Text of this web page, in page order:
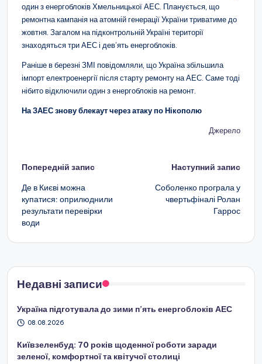
один з енергоблоків Хмельницької АЕС. Планується, що
ремонтна кампанія на атомній генерації України триватиме до
жовтня. Загалом на підконтрольній Україні території
знаходяться три АЕС і дев’ять енергоблоків.
Раніше в березні ЗМІ повідомляли, що Україна збільшила
імпорт електроенергії після старту ремонту на АЕС. Саме тоді
нібито відключили один з енергоблоків на ремонт.
На ЗАЕС знову блекаут через атаку по Нікополю
Джерело
Навігація
по
запису
Попередній запис
Де в Києві можна
купатися: оприлюднили
результати перевірки
води
Наступний запис
Соболенко програла у
чвертьфіналі Ролан
Гаррос
Недавні записи
Україна підготувала до зими п’ять енергоблоків АЕС
08.08.2026
Київзеленбуд: 70 років щоденної роботи заради
зеленої, комфортної та квітучої столиці